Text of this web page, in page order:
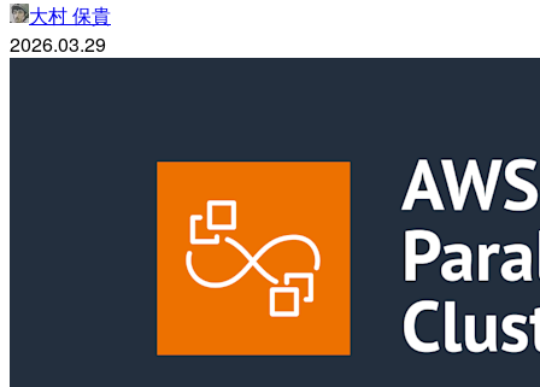
大村 保貴
2026.03.29